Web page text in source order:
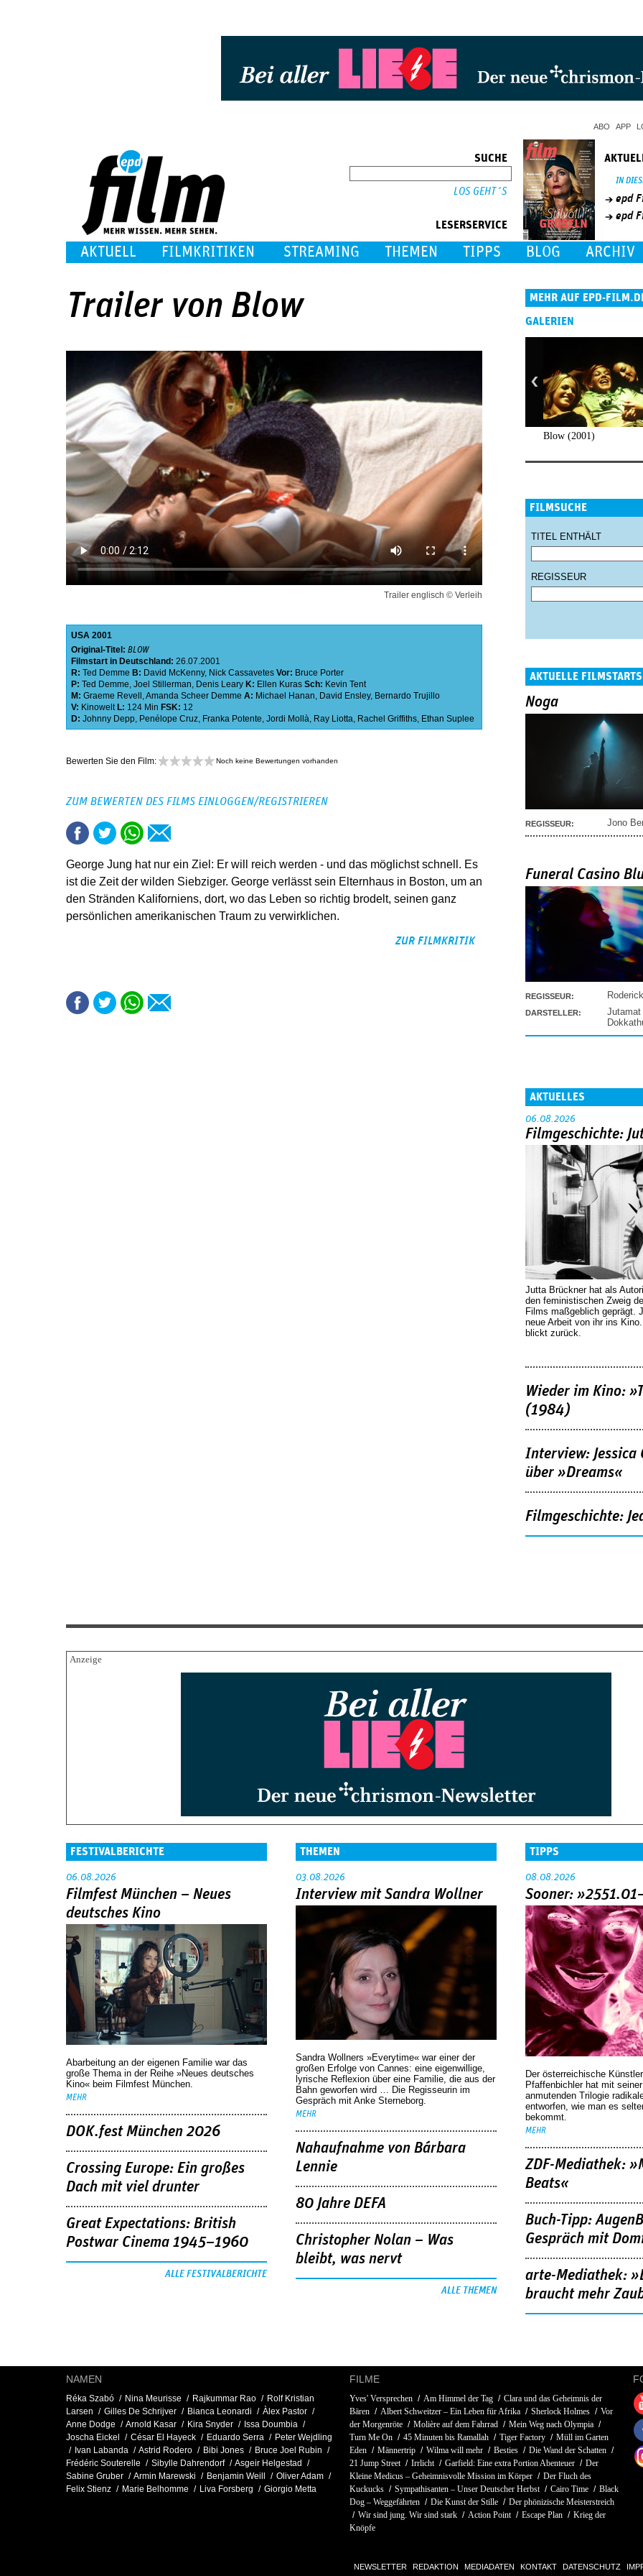
ABO APP
SUCHE
LESERSERVICE
IN
epd
epd
AKTUELL FILMKRITIKEN STREAMING THEMEN TIPPS BLOG ARCHIV
Trailer von Blow
Trailer englisch © Verleih
USA 2001
Original-Titel: BLOW
Filmstart in Deutschland: 26.07.2001
R: Ted Demme B: David McKenny, Nick Cassavetes Vor: Bruce Porter
P: Ted Demme, Joel Stillerman, Denis Leary K: Ellen Kuras Sch: Kevin Tent
M: Graeme Revell ,Amanda Scheer Demme A: Michael Hanan, David Ensley, Bernardo Trujillo
V: Kinowelt L: 124 Min FSK: 12
D: Johnny Depp, Penélope Cruz, Franka Potente, Jordi Mollà, Ray Liotta, Rachel Griffiths, Ethan Suplee
Bewerten Sie den Film: Noch keine Bewertungen vorhanden
ZUM BEWERTEN DES FILMS EINLOGGEN/REGISTRIEREN
George Jung hat nur ein Ziel: Er will reich werden - und das möglichst schnell. Es
ist die Zeit der wilden Siebziger. George verlässt sein Elternhaus in Boston, um an
den Stränden Kaliforniens, dort, wo das Leben so richtig brodelt, seinen ganz
persönlichen amerikanischen Traum zu verwirklichen.
ZUR FILMKRITIK
MEHR AUF EPD-
GALERIEN
Blow (2001)
FILMSUCHE
TITEL ENTHÄLT
REGISSEUR
AKTUELLE FILMSTARTS
Noga
REGISSEUR: Jono
Funeral Casino
REGISSEUR:
DARSTELLER:
Jutamat
AKTUELLES
06.08.2026
Filmgeschichte:
Jutta Brückner hat als
den feministischen Zweig
Films maßgeblich geprägt.
neue Arbeit von ihr ins
blickt zurück.
Wieder im Kino:
(1984)
Interview: Jessica
über »Dreams«
Filmgeschichte:
FESTIVALBERICHTE
06.08.2026
Filmfest München – Neues
deutsches Kino
Abarbeitung an der eigenen Familie war das
große Thema in der Reihe »Neues deutsches
Kino« beim Filmfest München.
MEHR
DOK.fest München 2026
Crossing Europe: Ein großes
Dach mit viel drunter
Great Expectations: British
Postwar Cinema 1945–1960
ALLE FESTIVALBERICHTE
THEMEN
03.08.2026
Interview mit Sandra Wollner
Sandra Wollners »Everytime« war einer der
großen Erfolge von Cannes: eine eigenwillige,
lyrische Reflexion über eine ­Familie, die aus der
Bahn geworfen wird … Die Regisseurin im
Gespräch mit Anke Sterneborg.
MEHR
Nahaufnahme von Bárbara
Lennie
80 Jahre DEFA
Christopher Nolan – Was
bleibt, was nervt
ALLE THEMEN
TIPPS
08.08.2026
Sooner:
Der österreichische
Pfaffenbichler hat mit
anmutenden Trilogie
entworfen, wie man es
bekommt.
MEHR
ZDF-Mediathek:
Beats«
Buch-Tipp:
Gespräch mit
arte-Mediathek:
braucht mehr
NAMEN
Réka Szabó Nina Meurisse Rajkummar Rao
Rolf Kristian
Larsen
Gilles De Schrijver Bianca Leonardi
Àlex Pastor
Anne Dodge
Arnold Kasar Kira Snyder
Issa Doumbia
Joscha Eickel
César El Hayeck Eduardo Serra
Peter Wejdling
Ivan Labanda
Astrid Rodero Bibi Jones
Bruce Joel Rubin
Frédéric Souterelle
Sibylle Dahrendorf
Asgeir Helgestad
Sabine Gruber
Armin Marewski Benjamin Weill
Oliver Adam
Felix Stienz
Marie Belhomme Liva Forsberg Giorgio Metta
FILME
Yves' Versprechen Am Himmel der Tag
Clara und das Geheimnis der
Bären
Albert Schweitzer – Ein Leben für Afrika Sherlock Holmes
Vor
der Morgenröte
Molière auf dem Fahrrad
Mein Weg nach Olympia
Turn Me On
45 Minuten bis Ramallah Tiger Factory
Müll im Garten
Eden
Männertrip Wilma will mehr Besties
Die Wand der Schatten
21 Jump Street
Irrlicht Garfield: Eine extra Portion Abenteuer
Der
Kleine Medicus – Geheimnisvolle Mission im Körper
Der Fluch des
Kuckucks
Sympathisanten – Unser Deutscher Herbst Cairo Time
Black
Dog – Weggefährten
Die Kunst der Stille
Der phönizische Meisterstreich
Wir sind jung. Wir sind stark
Action Point Escape Plan
Krieg der
Knöpfe
NEWSLETTER REDAKTION MEDIADATEN KONTAKT DATENSCHUTZ